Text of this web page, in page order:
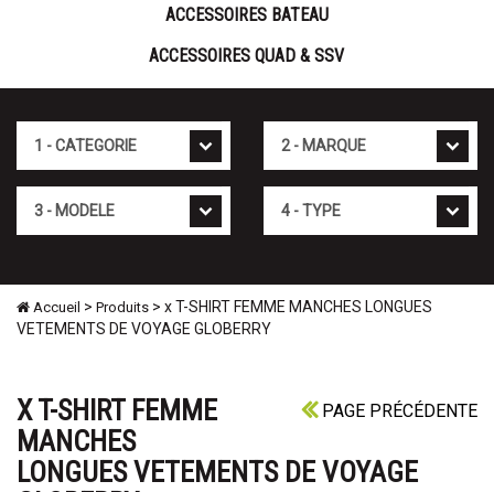
ACCESSOIRES BATEAU
ACCESSOIRES QUAD & SSV
Accueil > Produits > x T-SHIRT FEMME MANCHES LONGUES
VETEMENTS DE VOYAGE GLOBERRY
PAGE PRÉCÉDENTE
X T-SHIRT FEMME
MANCHES
LONGUES VETEMENTS DE VOYAGE